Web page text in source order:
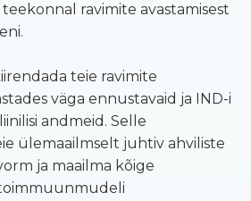
ravimite avastamisest
teie ravimite
väga ennustavaid ja IND-i
andmeid. Selle
ülemaailmselt juhtiv ahviliste
ja maailma kõige